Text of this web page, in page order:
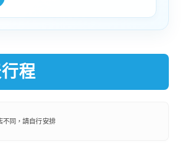
程
不同，請自行安排